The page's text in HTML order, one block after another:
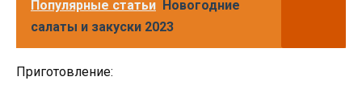
Популярные статьи Новогодние
салаты и закуски 2023
Приготовление: